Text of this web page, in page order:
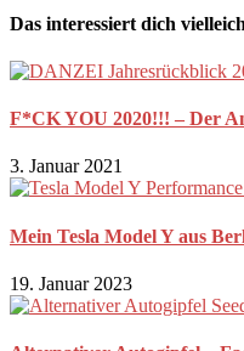
Das interessiert dich
F*CK YOU 2020!!! – Der
3. Januar 2021
Mein Tesla Model Y aus
19. Januar 2023